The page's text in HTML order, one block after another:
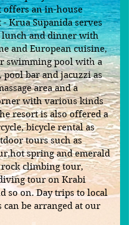
offers an in-house
Krua Supanida serves
lunch and dinner with
and European cuisine,
swimming pool with a
pool bar and jacuzzi as
area and a
with various kinds
resort is also offered a
bicycle rental as
tours such as
spring and emerald
climbing tour,
tour on Krabi
so on. Day trips to local
can be arranged at our